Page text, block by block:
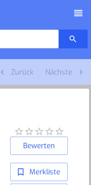
Zurück Nächste
Bewerten
Merkliste